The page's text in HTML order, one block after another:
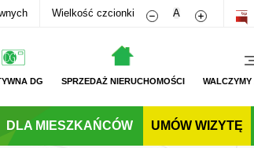
Wielkość czcionki Zmniejsz rozmiar
A Zwiększ
DG SPRZEDAŻ NIERUCHOMOŚCI WALCZYMY
DLA MIESZKAŃCÓW UMÓW WIZYTĘ